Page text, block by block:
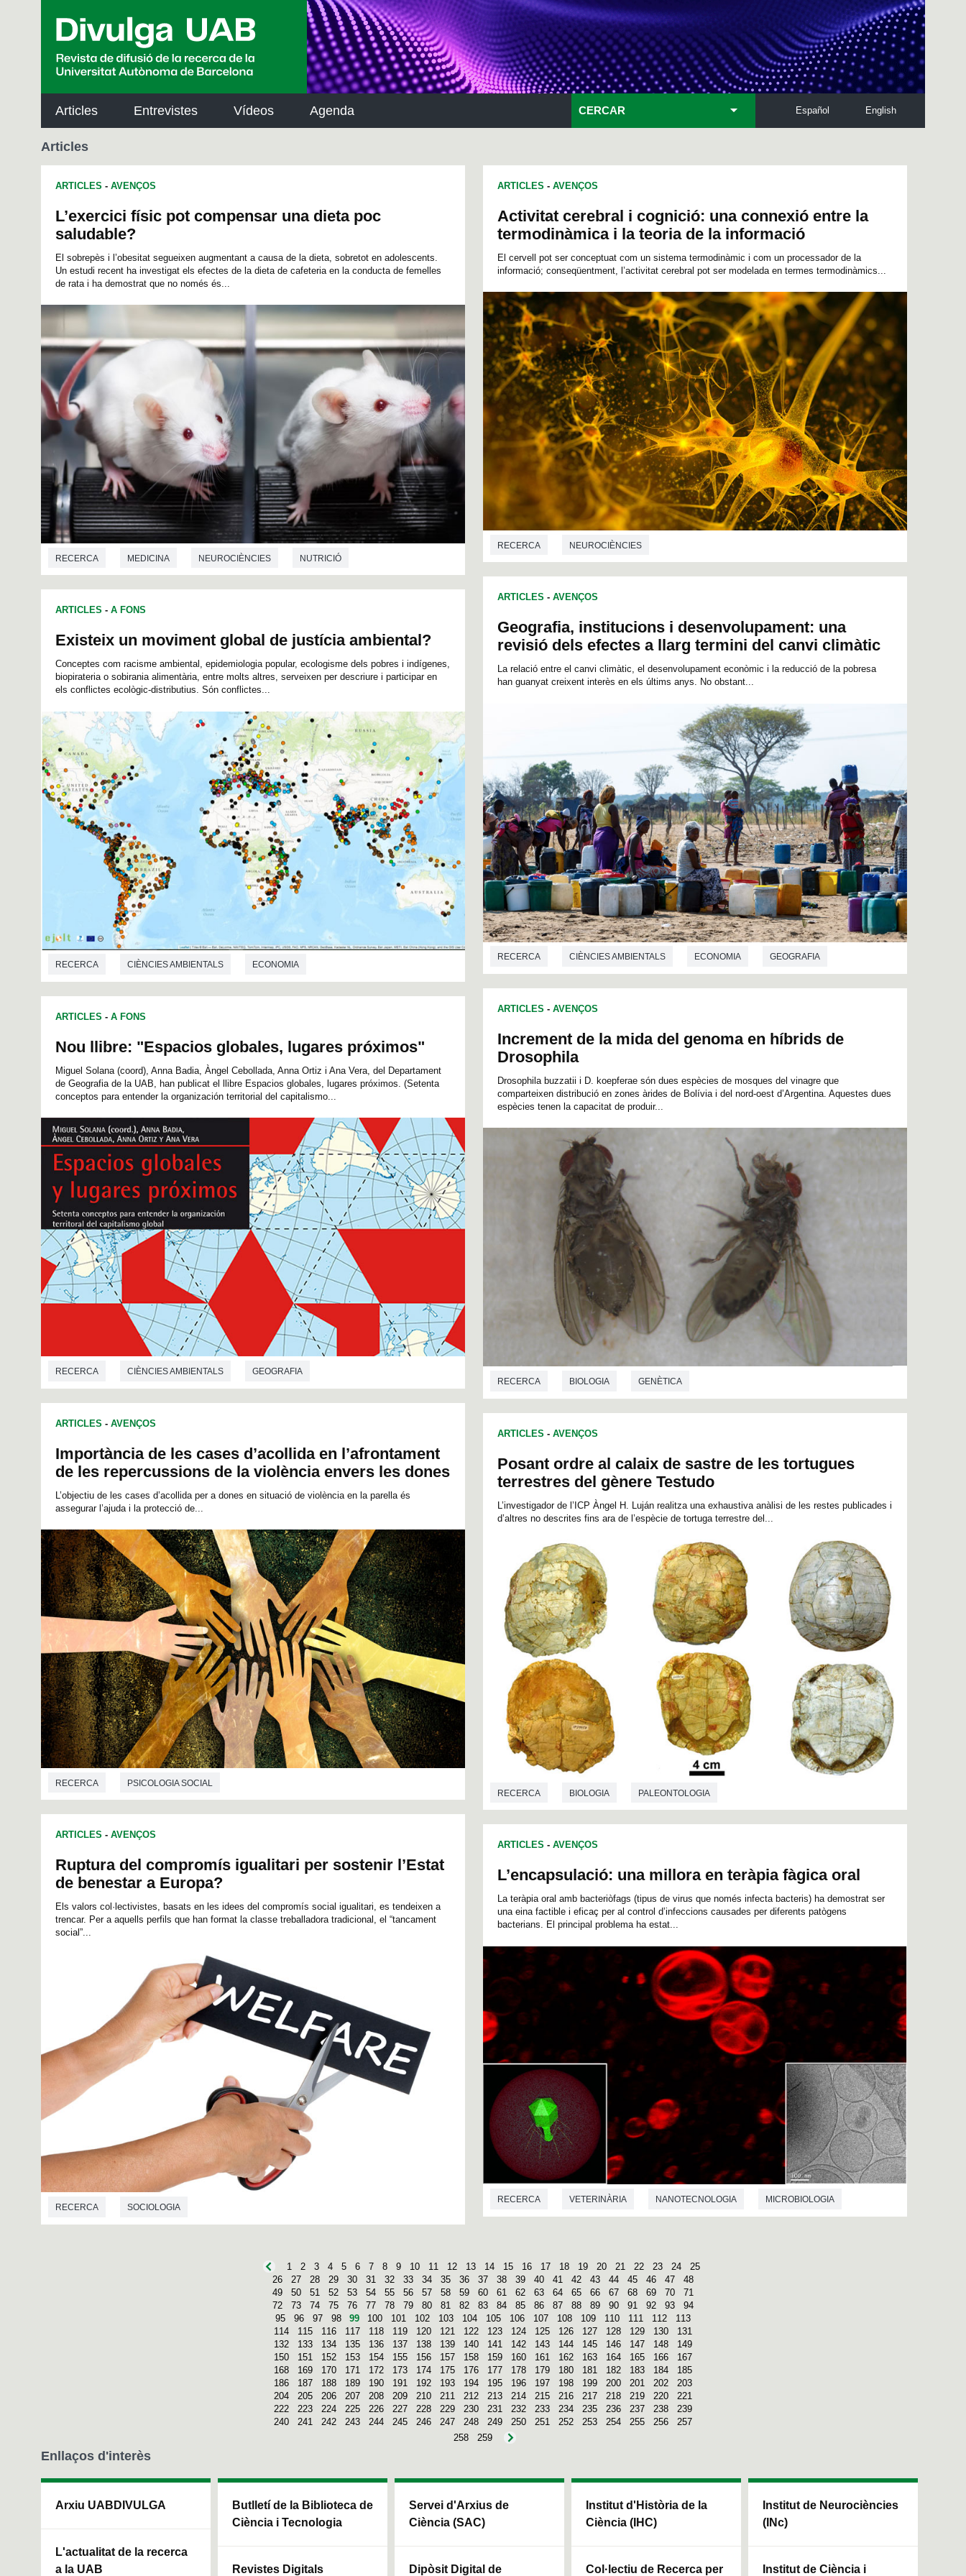
Articles Entrevistes Vídeos Agenda English
Español
CERCAR
Articles
ARTICLES - AVENÇOS
L’exercici físic pot compensar una dieta poc
saludable?
El sobrepès i l’obesitat segueixen augmentant a causa de la dieta, sobretot en adolescents.
Un estudi recent ha investigat els efectes de la dieta de cafeteria en la conducta de femelles
de rata i ha demostrat que no només és...
RECERCA MEDICINA NEUROCIÈNCIES NUTRICIÓ
ARTICLES - A FONS
Existeix un moviment global de justícia ambiental?
Conceptes com racisme ambiental, epidemiologia popular, ecologisme dels pobres i indígenes,
biopirateria o sobirania alimentària, entre molts altres, serveixen per descriure i participar en
els conflictes ecològic-distributius. Són conflictes...
RECERCA CIÈNCIES AMBIENTALS ECONOMIA
ARTICLES - A FONS
Nou llibre: "Espacios globales, lugares próximos"
Miguel Solana (coord), Anna Badia, Àngel Cebollada, Anna Ortiz i Ana Vera, del Departament
de Geografia de la UAB, han publicat el llibre Espacios globales, lugares próximos. (Setenta
conceptos para entender la organización territorial del capitalismo...
RECERCA CIÈNCIES AMBIENTALS GEOGRAFIA
ARTICLES - AVENÇOS
Importància de les cases d’acollida en l’afrontament
de les repercussions de la violència envers les dones
L’objectiu de les cases d’acollida per a dones en situació de violència en la parella és
assegurar l’ajuda i la protecció de...
RECERCA PSICOLOGIA SOCIAL
ARTICLES - AVENÇOS
Ruptura del compromís igualitari per sostenir l’Estat
de benestar a Europa?
Els valors col·lectivistes, basats en les idees del compromís social igualitari, es tendeixen a
trencar. Per a aquells perfils que han format la classe treballadora tradicional, el “tancament
social”...
RECERCA SOCIOLOGIA
ARTICLES - AVENÇOS
Activitat cerebral i cognició: una connexió entre la
termodinàmica i la teoria de la informació
El cervell pot ser conceptuat com un sistema termodinàmic i com un processador de la
informació; conseqüentment, l’activitat cerebral pot ser modelada en termes termodinàmics...
RECERCA NEUROCIÈNCIES
ARTICLES - AVENÇOS
Geografia, institucions i desenvolupament: una
revisió dels efectes a llarg termini del canvi climàtic
La relació entre el canvi climàtic, el desenvolupament econòmic i la reducció de la pobresa
han guanyat creixent interès en els últims anys. No obstant...
RECERCA CIÈNCIES AMBIENTALS ECONOMIA GEOGRAFIA
ARTICLES - AVENÇOS
Increment de la mida del genoma en híbrids de
Drosophila
Drosophila buzzatii i D. koepferae són dues espècies de mosques del vinagre que
comparteixen distribució en zones àrides de Bolívia i del nord-oest d’Argentina. Aquestes dues
espècies tenen la capacitat de produir...
RECERCA BIOLOGIA GENÈTICA
ARTICLES - AVENÇOS
Posant ordre al calaix de sastre de les tortugues
terrestres del gènere Testudo
L’investigador de l’ICP Àngel H. Luján realitza una exhaustiva anàlisi de les restes publicades i
d’altres no descrites fins ara de l’espècie de tortuga terrestre del...
RECERCA BIOLOGIA PALEONTOLOGIA
ARTICLES - AVENÇOS
L’encapsulació: una millora en teràpia fàgica oral
La teràpia oral amb bacteriòfags (tipus de virus que només infecta bacteris) ha demostrat ser
una eina factible i eficaç per al control d’infeccions causades per diferents patògens
bacterians. El principal problema ha estat...
RECERCA VETERINÀRIA NANOTECNOLOGIA MICROBIOLOGIA
1 2 3 4 5 6 7 8 9 10 11 12 13 14 15 16 17 18 19 20 21 22 23 24
25
26
27 28 29 30 31 32 33 34 35 36 37 38 39 40 41 42 43 44 45 46 47
48
49
50 51 52 53 54 55 56 57 58 59 60 61 62 63 64 65 66 67 68 69 70
71
72
73 74 75 76 77 78 79 80 81 82 83 84 85 86 87 88 89 90 91 92 93
94
95
96 97 98 99 100 101 102 103 104 105 106 107 108 109 110 111 112
113
114
115 116 117 118 119 120 121 122 123 124 125 126 127 128 129 130
131
132
133 134 135 136 137 138 139 140 141 142 143 144 145 146 147 148
149
150
151 152 153 154 155 156 157 158 159 160 161 162 163 164 165 166
167
168
169 170 171 172 173 174 175 176 177 178 179 180 181 182 183 184
185
186
187 188 189 190 191 192 193 194 195 196 197 198 199 200 201 202
203
204
205 206 207 208 209 210 211 212 213 214 215 216 217 218 219 220
221
222
223 224 225 226 227 228 229 230 231 232 233 234 235 236 237 238
239
240
241 242 243 244 245 246 247 248 249 250 251 252 253 254 255 256
257
258
259
Enllaços d'interès
Arxiu UABDIVULGA
L'actualitat de la recerca
a la UAB
Butlletí de la Biblioteca de
Ciència i Tecnologia
Revistes Digitals
Servei d'Arxius de
Ciència (SAC)
Dipòsit Digital de
Institut d'Història de la
Ciència (IHC)
Col·lectiu de Recerca per
Institut de Neurociències
(INc)
Institut de Ciència i